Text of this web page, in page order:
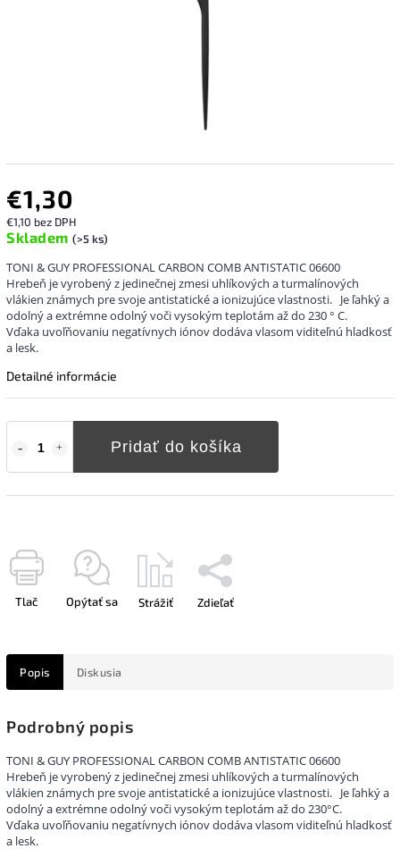
€1,30
€1,10 bez DPH
Skladem (>5 ks)
Pridať do košíka
TONI & GUY PROFESSIONAL CARBON COMB ANTISTATIC 06600
Hrebeň je vyrobený z jedinečnej zmesi uhlíkových a turmalínových
vlákien známych pre svoje antistatické a ionizujúce vlastnosti. Je ľahký a
odolný a extrémne odolný voči vysokým teplotám až do 230 ° C.
Vďaka uvoľňovaniu negatívnych iónov dodáva vlasom viditeľnú hladkosť
a lesk.
Detailné informácie
Tlač Opýtať sa Strážiť Zdieľať
Popis Diskusia
Podrobný popis
TONI & GUY PROFESSIONAL CARBON COMB ANTISTATIC 06600
Hrebeň je vyrobený z jedinečnej zmesi uhlíkových a turmalínových
vlákien známych pre svoje antistatické a ionizujúce vlastnosti. Je ľahký a
odolný a extrémne odolný voči vysokým teplotám až do 230°C.
Vďaka uvoľňovaniu negatívnych iónov dodáva vlasom viditeľnú hladkosť
a lesk.